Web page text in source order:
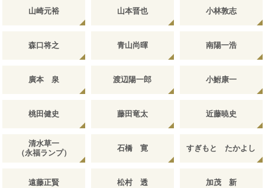
山崎元裕 山本晋也 小林敦志
森口将之 青山尚暉 南陽一浩
廣本 泉 渡辺陽一郎 小鮒康一
桃田健史 藤田竜太 近藤暁史
清水草一
（永福ランプ）
石橋 寛 すぎもと たかよし
遠藤正賢 松村 透 加茂 新